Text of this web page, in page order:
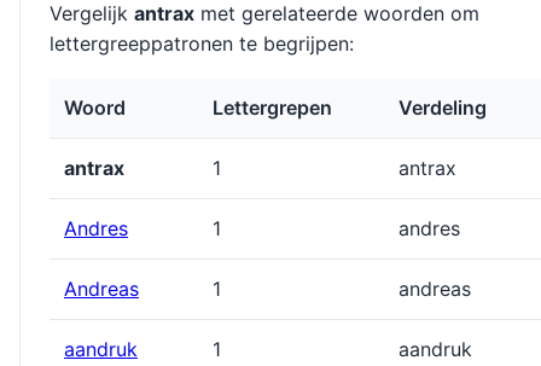
Vergelijk antrax met gerelateerde woorden om
lettergreeppatronen te begrijpen:
Woord Lettergrepen Verdeling
antrax 1 antrax
Andres 1 andres
Andreas 1 andreas
aandruk 1 aandruk